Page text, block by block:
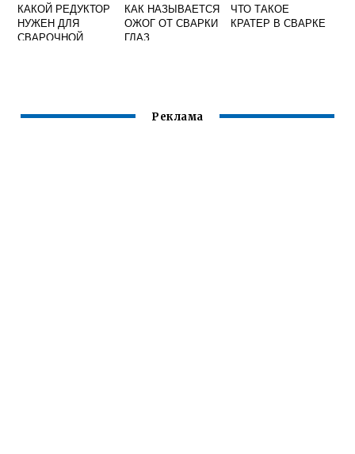
КАКОЙ РЕДУКТОР
НУЖЕН ДЛЯ
СВАРОЧНОЙ
КАК НАЗЫВАЕТСЯ
ОЖОГ ОТ СВАРКИ
ГЛАЗ
ЧТО ТАКОЕ
КРАТЕР В СВАРКЕ
Реклама